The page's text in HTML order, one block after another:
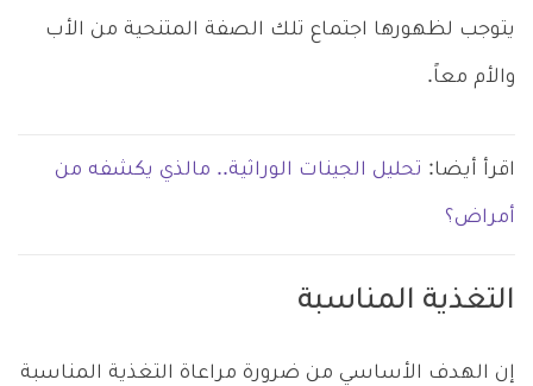
يتوجب لظهورها اجتماع تلك الصفة المتنحية من الأب
والأم معاً.
اقرأ أيضا: تحليل الجينات الوراثية.. مالذي يكشفه من
أمراض؟
التغذية المناسبة
إن الهدف الأساسي من ضرورة مراعاة التغذية المناسبة